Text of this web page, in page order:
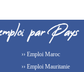
›› Emploi Maroc
›› Emploi Mauritanie